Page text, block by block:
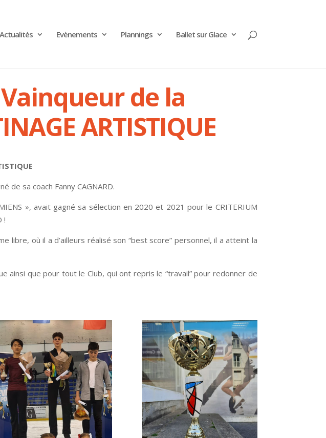
Actualités Evènements Plannings Ballet sur Glace
Vainqueur de la
ARTISTIQUE
de sa coach Fanny CAGNARD.
», avait gagné sa sélection en 2020 et 2021 pour le CRITERIUM
!
libre, où il a d’ailleurs réalisé son “best score” personnel, il a atteint la
ainsi que pour tout le Club, qui ont repris le “travail” pour redonner de